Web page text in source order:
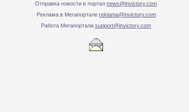
Отправка новости в портал news@invictory.com
Реклама в Мегапортале reklama@invictory.com
Работа Мегапортала support@invictory.com